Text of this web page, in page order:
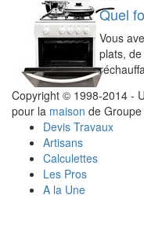
Quel
Vous
plats,
Copyright © 1998-2014 -
pour la maison de
Devis Travaux
Artisans
Calculettes
Les Pros
A la Une